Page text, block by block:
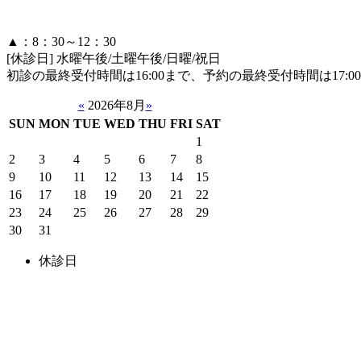
▲：8：30～12：30
[休診日] 水曜午後/土曜午後/日曜/祝日
初診の最終受付時間は16:00まで、予約の最終受付時間は
« 2026年8月 »
SUN MON TUE WED THU FRI SAT
1
2
3 4 5 6 7
8
9
10 11 12 13 14
15
16
17 18 19 20 21
22
23
24 25 26 27 28
29
30
31
休診日